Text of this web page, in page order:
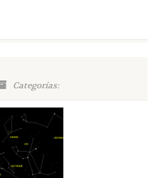
Categorías: